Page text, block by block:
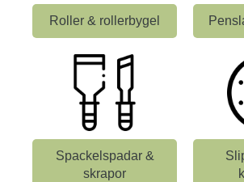
Roller & rollerbygel
Spackelspadar &
skrapor